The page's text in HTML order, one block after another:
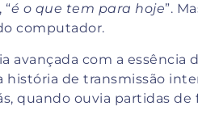
é o que tem para hoje”.
computador.
com a essência
história de transmissão
quando ouvia partidas de